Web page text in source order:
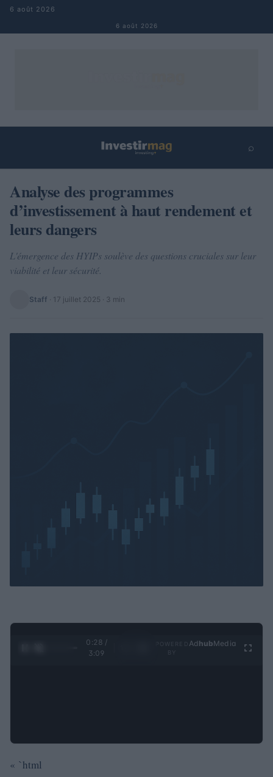
Aller au contenu
6 août 2026
6 août 2026
⌕
Rechercher
Analyse des programmes
d’investissement à haut rendement et
leurs dangers
L'émergence des HYIPs soulève des questions cruciales sur leur
viabilité et leur sécurité.
Staff · 17 juillet 2025 · 3 min
0:29 /
3:09
Ad hubMedia
« `html